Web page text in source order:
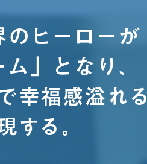
のヒーローが
」となり、
幸福感溢れる
する。